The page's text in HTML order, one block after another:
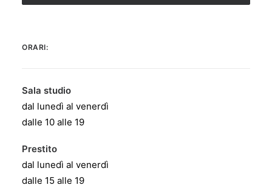
ORARI:
Sala studio
dal lunedì al venerdì
dalle 10 alle 19
Prestito
dal lunedì al venerdì
dalle 15 alle 19